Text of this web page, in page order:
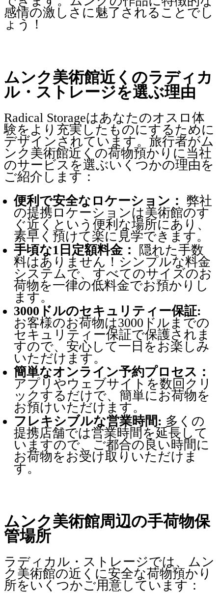
感情の激しさに魅了されることでし
ょう！
ムンク美術館近くのラディカ
ル・ストレージを選ぶ理由
Radical Storageはあなたのオスロ体
験をより充実したものにするために
デザインされています。旅行者がム
ンク美術館近くの荷物預かりに当社
のサービスを選ぶいくつかの理由を
ご紹介します：
便利で安全なロケーション： 弊社
の提携ロケーションは美術館のす
ぐ近くという便利な場所にあり、
素早く預けて楽に見学できます。
手頃な1日定額料金：
隠れた手数
料はありません！シンプルな料金
システムで、すべてのサイズのお
荷物を一律の低料金でお預かりし
ます。
3000ドルのセキュリティー保証:
お客様のお荷物は3000ドルまでの
セキュリティー保証で保護されま
すので、安心して一日をお楽しみ
いただけます。
簡単なオンライン予約プロセス：
アプリやウェブサイトを数回クリ
ックするだけで、簡単にお荷物を
お預けいただけます。
フレキシブルな営業時間: 多くの
提携店舗では営業時間を延長して
いますので、ご都合の良い時間に
お荷物をお受け取りいただけま
す。
ムンク美術館周辺の手荷物保
管場所
ラディカル・ストレージでは、ムン
ク美術館の近くに安全な荷物預かり
所をいくつかご用意しています：